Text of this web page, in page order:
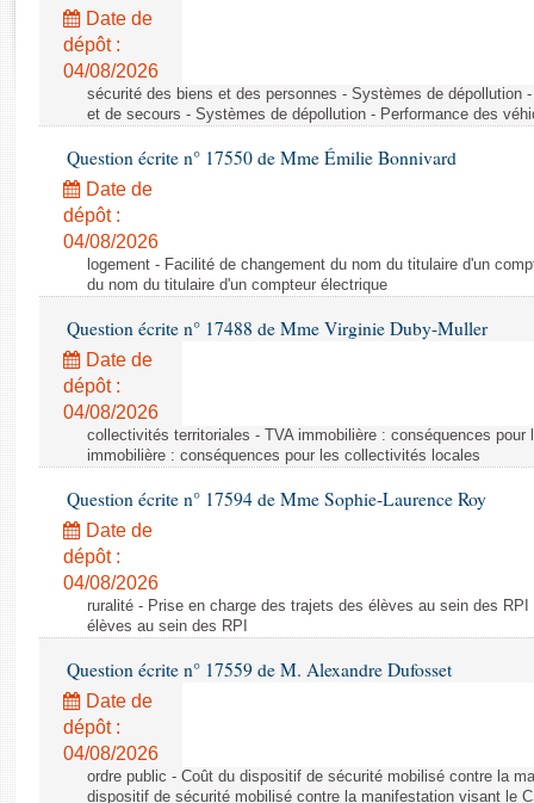
Rapports législatifs
Rapports sur l'application des lois
Baromètre de l’application des lois
Dossiers législatifs
Budget et sécurité sociale
Questions écrites et orales
Comptes rendus des débats
Date de
dépôt :
04/08/2026
sécurité des biens et des personnes - Systèmes de dépollution
et de secours - Systèmes de dépollution - Performance des
Question écrite n° 17550 de Mme Émilie Bonnivard
Date de
dépôt :
04/08/2026
logement - Facilité de changement du nom du titulaire d'un
du nom du titulaire d'un compteur électrique
Question écrite n° 17488 de Mme Virginie Duby-Muller
Date de
dépôt :
04/08/2026
collectivités territoriales - TVA immobilière : conséquences
immobilière : conséquences pour les collectivités locales
Question écrite n° 17594 de Mme Sophie-Laurence Roy
Date de
dépôt :
04/08/2026
ruralité - Prise en charge des trajets des élèves au sein des
élèves au sein des RPI
Question écrite n° 17559 de M. Alexandre Dufosset
Date de
dépôt :
04/08/2026
ordre public - Coût du dispositif de sécurité mobilisé contre la
dispositif de sécurité mobilisé contre la manifestation visant le